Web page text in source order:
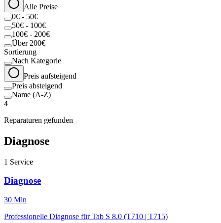
Alle Preise
0€ - 50€
50€ - 100€
100€ - 200€
Über 200€
Sortierung
Nach Kategorie
Preis aufsteigend
Preis absteigend
Name (A-Z)
4
Reparaturen gefunden
Diagnose
1 Service
Diagnose
30 Min
Professionelle Diagnose für Tab S 8.0 (T710 | T715)